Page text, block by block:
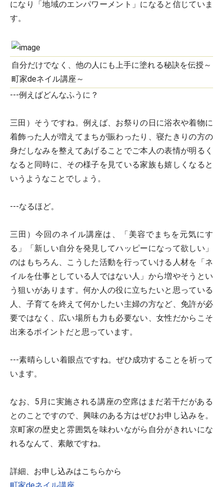
になり「地域のエンパワーメント」になると信じていま
す。
自分だけでなく、他の人にも上手に塗れる秘訣を伝授～
町家deネイル講座～
---例えばどんなふうに？
三田）そうですね。例えば、お祭りの日に浴衣や着物に
着飾った人が増えてまちが賑わったり、寝たきりの方の
身だしなみを整えてあげることでご本人の表情が明るく
なると同時に、その様子を見ている家族も嬉しくなると
いうようなことでしょう。
---なるほど。
三田）今回のネイル講座は、「美容でまちを元気にす
る」「新しい自分を発見してハッピーになって欲しい」
のはもちろん、こうした活動を行っていける人材を「ネ
イルを仕事としている人ではない人」から増やそうとい
う狙いがあります。何か人の役に立ちたいと思っている
人、子育てを終えて何かしたい主婦の方など、免許が必
要ではなく、広い場所も力も必要ない、女性だからこそ
出来るポイントだと思っています。
---素晴らしい着眼点ですね。ぜひ成功することを祈って
います。
なお、5月に実施される講座の空席はまだ若干だがある
とのことですので、興味のある方はぜひお申し込みを。
京町家の歴史と雰囲気を味わいながら自分がきれいにな
れるなんて、素敵ですね。
詳細、お申し込みはこちらから